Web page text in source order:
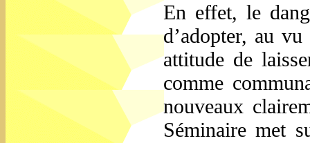
En effet, le
d’adopter, au
attitude de
comme
nouveaux
Séminaire met